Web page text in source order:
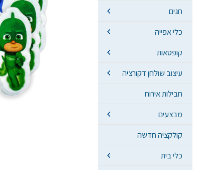
חגים
כלי אפייה
קופסאות
עיצוב שולחן דקורציה
חבילות אירוח
מבצעים
קולקציה חדשה
כלי בית